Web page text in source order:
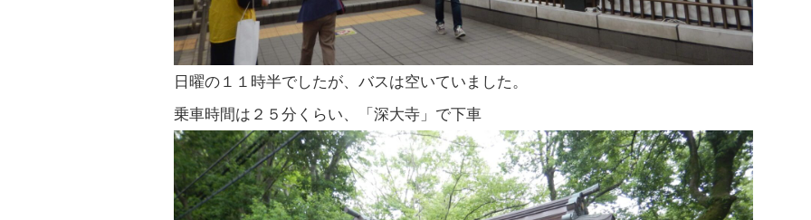
日曜の１１時半でしたが、バスは空いていました。
乗車時間は２５分くらい、「深大寺」で下車